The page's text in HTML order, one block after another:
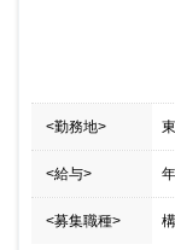
<勤務地>
<給与>
<募集職種>